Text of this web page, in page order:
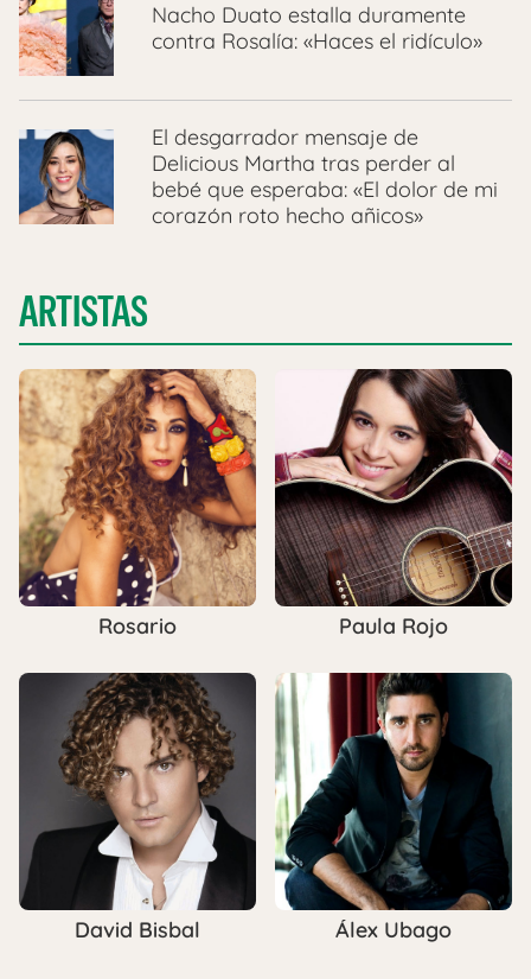
Nacho Duato estalla duramente
contra Rosalía: «Haces el ridículo»
El desgarrador mensaje de
Delicious Martha tras perder al
bebé que esperaba: «El dolor de mi
corazón roto hecho añicos»
ARTISTAS
Rosario Paula Rojo
David Bisbal Álex Ubago